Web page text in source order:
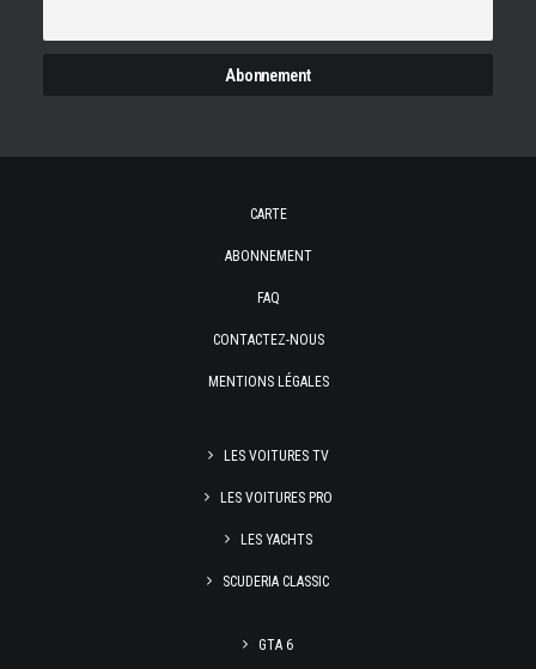
CARTE
ABONNEMENT
FAQ
CONTACTEZ-NOUS
MENTIONS LÉGALES
LES VOITURES TV
LES VOITURES PRO
LES YACHTS
SCUDERIA CLASSIC
GTA 6